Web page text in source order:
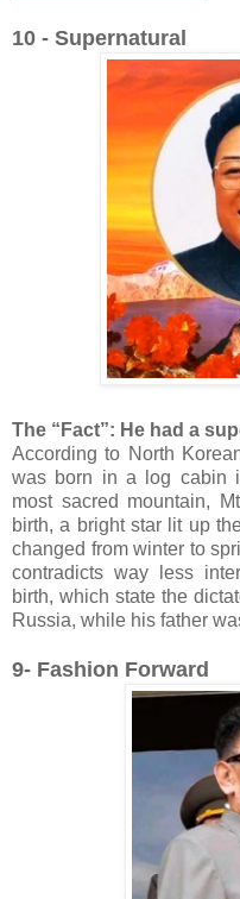
10 - Supernatural
The “Fact”: He had a
According to North
was born in a log cabin
most sacred mountain,
birth, a bright star lit up
changed from winter to
contradicts way less
birth, which state the
Russia, while his father
9- Fashion Forward